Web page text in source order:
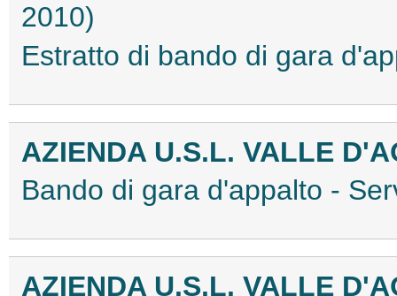
2010)
Estratto di bando di gara
AZIENDA U.S.L. VALLE
Bando di gara d'appalto -
AZIENDA U.S.L. VALLE